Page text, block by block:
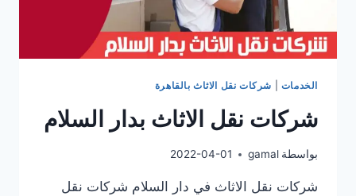
الخدمات شركات نقل الاثاث بالقاهرة
شركات نقل الاثاث بدار السلام
بواسطة gamal
2022-04-01
شركات نقل الاثاث في دار السلام شركات نقل